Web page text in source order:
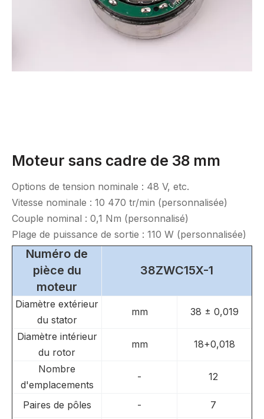
Moteur sans cadre de 38 mm
Options de tension nominale : 48 V, etc.
Vitesse nominale : 10 470 tr/min (personnalisée)
Couple nominal : 0,1 Nm (personnalisé)
Plage de puissance de sortie : 110 W (personnalisée)
Numéro de
pièce du
moteur
38ZWC15X-1
Diamètre extérieur
du stator
mm 38 ± 0,019
Diamètre intérieur
du rotor
mm 18+0,018
Nombre
d'emplacements
- 12
Paires de pôles -
7